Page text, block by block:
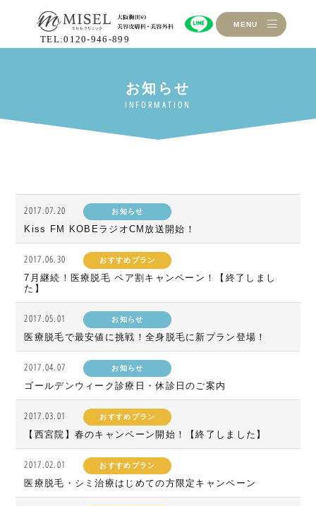
TEL:0120-946-899
MENU
2017.07.20 お知らせ
Kiss FM KOBEラジオCM放送開始！
2017.06.30 おすすめプラン
7月継続！医療脱毛 ペア割キャンペーン！【終了しまし
た】
2017.05.01 お知らせ
医療脱毛で最安値に挑戦！全身脱毛に新プラン登場！
2017.04.07 お知らせ
ゴールデンウィーク診療日・休診日のご案内
2017.03.01 おすすめプラン
【西宮院】春のキャンペーン開始！【終了しました】
2017.02.01 おすすめプラン
医療脱毛・シミ治療はじめての方限定キャンペーン